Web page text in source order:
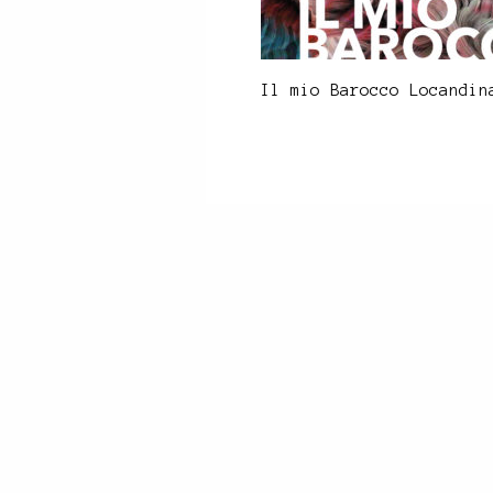
Il mio Barocco